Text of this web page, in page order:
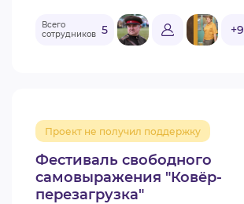
Всего
сотрудников 5 +9
Фестиваль свободного
самовыражения "Ковёр-
перезагрузка"
Проект не получил поддержку